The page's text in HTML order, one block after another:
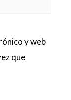
y web
que